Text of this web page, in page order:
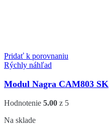
Pridať k porovnaniu
Rýchly náhľad
Modul Nagra CAM803 SK
Hodnotenie 5.00 z 5
Na sklade